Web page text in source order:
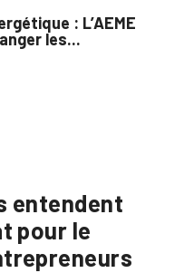
: L’AEME
les...
entendent
pour le